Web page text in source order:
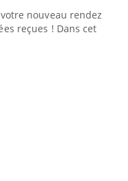
nouveau rendez-
reçues ! Dans cet